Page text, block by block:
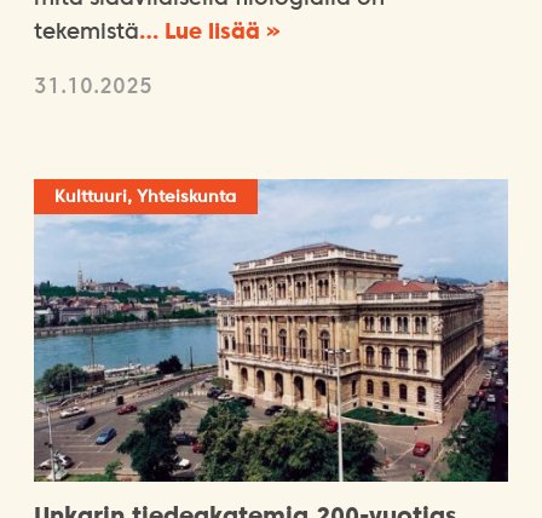
tekemistä… Lue lisää »
31.10.2025
Kulttuuri, Yhteiskunta